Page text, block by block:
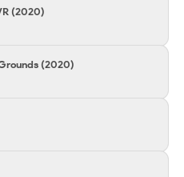
(2020)
(2020)